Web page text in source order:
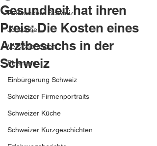
Auswandern Schweiz
Jobsuche
Versicherungen
Finanzen
Einbürgerung Schweiz
Schweizer Firmenportraits
Schweizer Küche
Schweizer Kurzgeschichten
Gesundheit hat ihren
Preis: Die Kosten eines
Arztbesuchs in der
Schweiz